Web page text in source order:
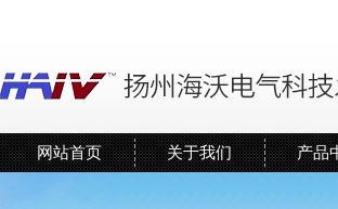
网站首页 关于我们 产品